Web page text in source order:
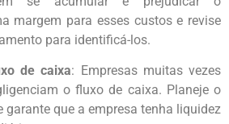
margem para esses custos e revise
para identificá-los.
de caixa: Empresas muitas vezes
o fluxo de caixa. Planeje o
garante que a empresa tenha liquidez